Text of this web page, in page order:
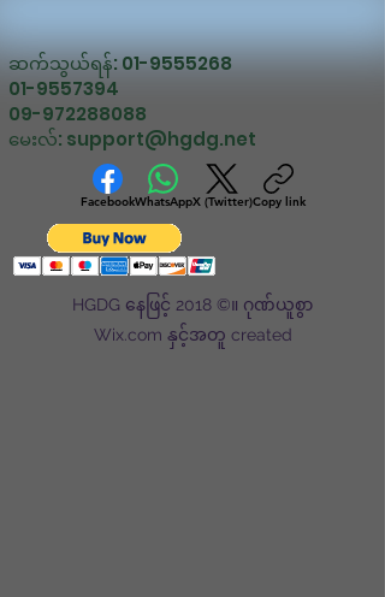
ဆက်သွယ်ရန်:01-9555268
01-9557394
09-972288088
မေးလ်: support@hgdg.net
FacebookWhatsAppX (Twitter)Copy link
HGDG နေဖြင့် 2018 ©။ ဂုဏ်ယူစွာ
Wix.com နှင့်အတူ created